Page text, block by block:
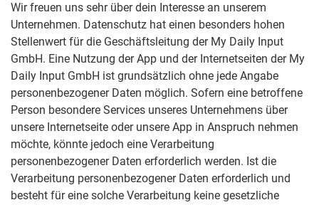
Wir freuen uns sehr über dein Interesse an unserem
Unternehmen. Datenschutz hat einen besonders hohen
Stellenwert für die Geschäftsleitung der My Daily Input
GmbH. Eine Nutzung der App und der Internetseiten der My
Daily Input GmbH ist grundsätzlich ohne jede Angabe
personenbezogener Daten möglich. Sofern eine betroffene
Person besondere Services unseres Unternehmens über
unsere Internetseite oder unsere App in Anspruch nehmen
möchte, könnte jedoch eine Verarbeitung
personenbezogener Daten erforderlich werden. Ist die
Verarbeitung personenbezogener Daten erforderlich und
besteht für eine solche Verarbeitung keine gesetzliche